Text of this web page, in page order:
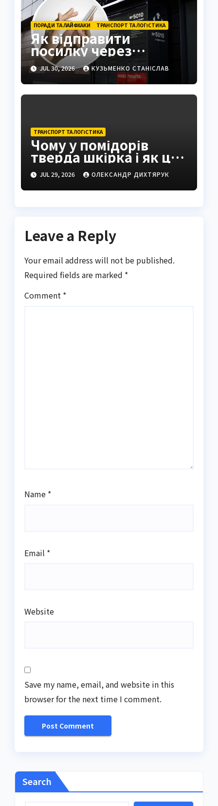
ПОРАДИ ТА ЛАЙФХАКИ ТРАНСПОРТ ТА ЛОГІСТИКА
Як відправити
посилку через
поштомат: повна
інструкція 2026
JUL 30, 2026 КУЗЬМЕНКО СТАНІСЛАВ
ТРАНСПОРТ ТА ЛОГІСТИКА
Чому у помідорів
тверда шкірка і як це
виправити
JUL 29, 2026 ОЛЕКСАНДР ДИХТЯРУК
Leave a Reply
Your email address will not be published.
Required fields are marked *
Comment *
Name *
Email *
Website
Save my name, email, and website in this
browser for the next time I comment.
Search